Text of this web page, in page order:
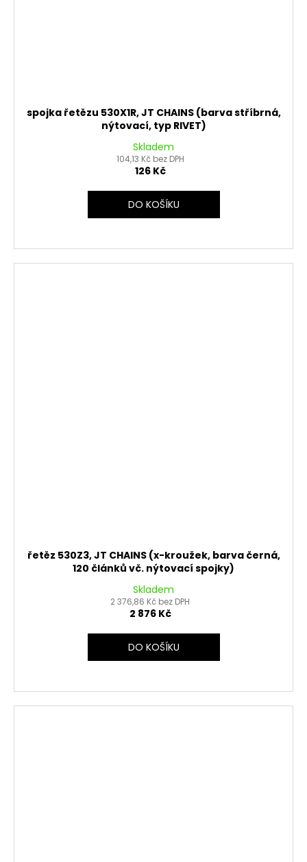
spojka řetězu 530X1R, JT CHAINS (barva stříbrná,
nýtovací, typ RIVET)
Skladem
104,13 Kč bez DPH
126 Kč
DO KOŠÍKU
řetěz 530Z3, JT CHAINS (x-kroužek, barva černá,
120 článků vč. nýtovací spojky)
Skladem
2 376,86 Kč bez DPH
2 876 Kč
DO KOŠÍKU